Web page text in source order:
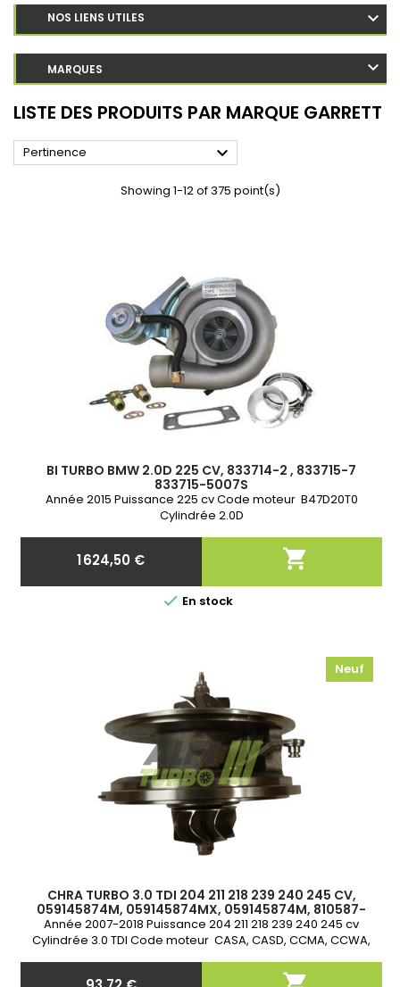
NOS LIENS UTILES
MARQUES
LISTE DES PRODUITS PAR MARQUE GARRETT
Pertinence 
Showing 1-12 of 375 point(s)
BI TURBO BMW 2.0D 225 CV, 833714-2 , 833715-7
833715-5007S
Année 2015 Puissance 225 cv Code moteur B47D20T0
Cylindrée 2.0D
Prix
1 624,50 € 
 En stock
Neuf
CHRA TURBO 3.0 TDI 204 211 218 239 240 245 CV,
059145874M, 059145874MX, 059145874M, 810587-
0001, 810587-1, 810587-5001S
Année 2007-2018 Puissance 204 211 218 239 240 245 cv
Cylindrée 3.0 TDI Code moteur CASA, CASD, CCMA, CCWA,
CRTF, CTCB, CTCC, CVWA, CZVB, CZVC, CZVD Garantie 2 ans